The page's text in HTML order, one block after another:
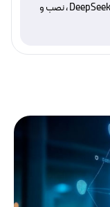
دیپ سیک چیست؟ استفاده از هوش مصنوعی DeepSeek ، نصب و